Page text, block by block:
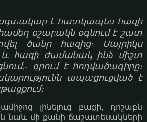
է հատկապես հազի
համեղ օշարակն օգնում է շատ
ծանր հազից։ Մայրիկս
և հազի ժամանակ ինձ միշտ
գրում է հոդվածագիրը։
ապացուցված է
լինելուց բացի, դոշաբն
նաև մի քանի ճաշատեսակների